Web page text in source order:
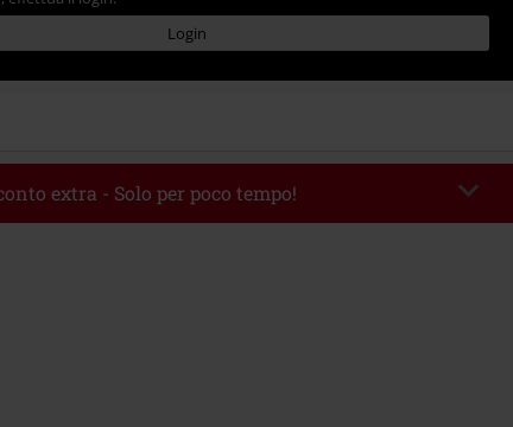
Login
extra - Solo per poco tempo!